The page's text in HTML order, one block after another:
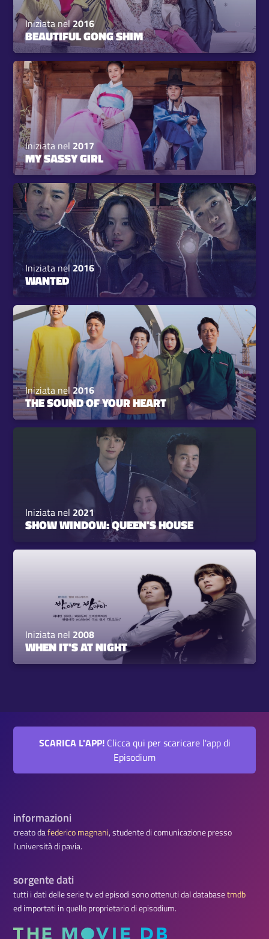
Iniziata nel2016
BEAUTIFUL GONG SHIM
Iniziata nel 2017
MY SASSY GIRL
Iniziata nel2016
WANTED
Iniziata nel2016
THE SOUND OF YOUR HEART
Iniziata nel 2021
SHOW WINDOW: QUEEN'S HOUSE
Iniziata nel 2008
WHEN IT'S AT NIGHT
SCARICA L'APP!Clicca qui per scaricare l'app di
Episodium
informazioni
creato dafederico magnani, studente di comunicazione presso
l'università di pavia.
sorgente dati
tutti i dati delle serie tv ed episodi sono ottenuti dal databasetmdb
ed importati in quello proprietario di episodium.